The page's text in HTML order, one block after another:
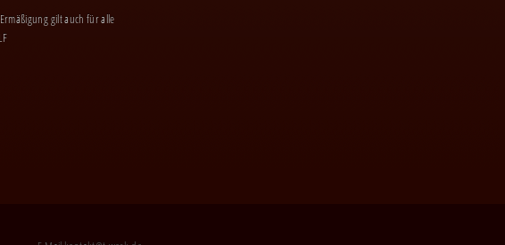
gilt auch für alle